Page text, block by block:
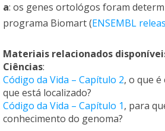
a: os genes ortológos foram
programa Biomart (ENSEMBL
Materiais relacionados
Ciências:
Código da Vida – Capítulo 2, o que é
que está localizado?
Código da Vida – Capítulo 1, para
conhecimento do genoma?